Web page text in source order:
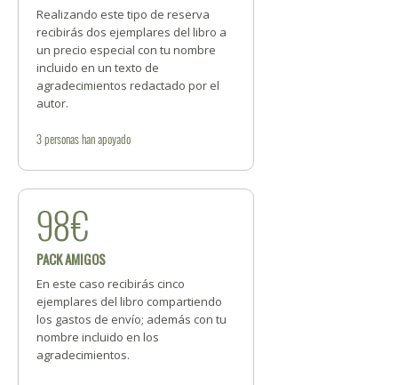
Realizando este tipo de reserva
recibirás dos ejemplares del libro a
un precio especial con tu nombre
incluido en un texto de
agradecimientos redactado por el
autor.
3personashan apoyado
98€
PACK AMIGOS
En este caso recibirás cinco
ejemplares del libro compartiendo
los gastos de envío; además con tu
nombre incluido en los
agradecimientos.